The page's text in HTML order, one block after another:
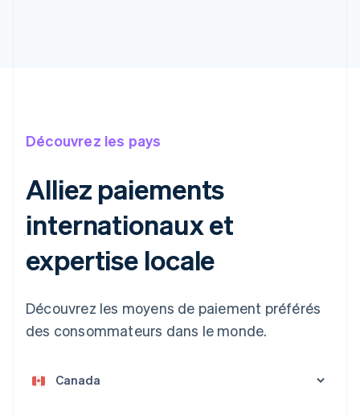
Découvrez les pays
Alliez paiements
internationaux et
expertise locale
Découvrez les moyens de paiement préférés
des consommateurs dans le monde.
Deutsch English
Australie
Autriche
Deutsch English
Brésil